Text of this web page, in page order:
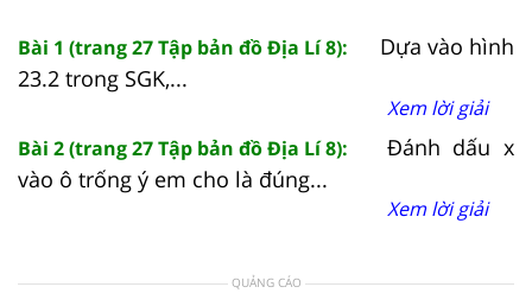
Bài 1 (trang 27 Tập bản đồ Địa Lí 8):
Dựa vào hình
23.2 trong SGK,...
Xem lời giải
Bài 2 (trang 27 Tập bản đồ Địa Lí 8):
Đánh dấu x
vào ô trống ý em cho là đúng...
Xem lời giải
QUẢNG CÁO